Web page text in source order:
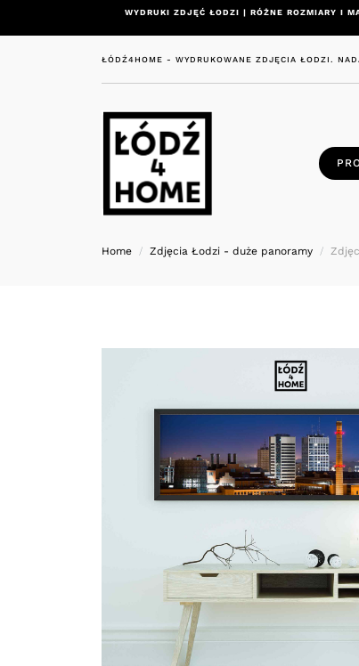
WYDRUKI ZDJĘĆ ŁODZI | RÓŻNE ROZMIARY I
ŁÓDŹ4HOME - WYDRUKOWANE ZDJĘCIA ŁODZI.
Home Zdjęcia Łodzi - duże panoramy